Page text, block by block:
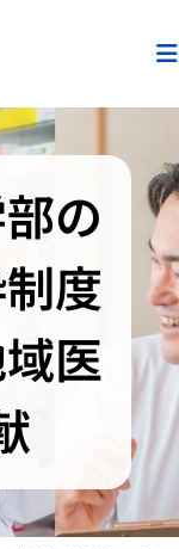
の
度
医